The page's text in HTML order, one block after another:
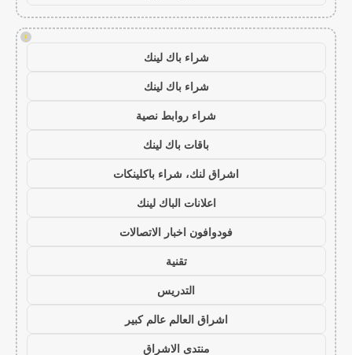
!
شراء باك لينك
شراء باك لينك
شراء روابط نصية
باقات باك لينك
اشراق لنك، شراء باكلينكات
اعلانات الباك لينك
فودوافون اخبار الاتصالات
تقنية
التدريس
اشراق العالم عالم كبير
منتدى الاشراق